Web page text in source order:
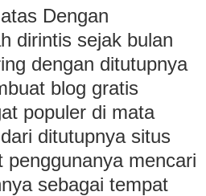
Dengan
dirintis sejak bulan
dengan ditutupnya
blog gratis
populer di mata
ditutupnya situs
penggunanya mencari
sebagai tempat